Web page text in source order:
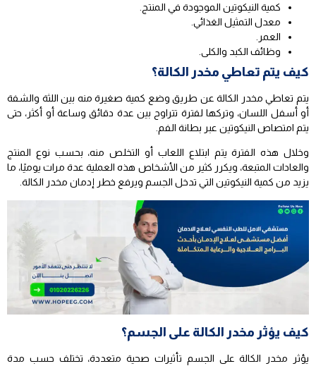
كمية النيكوتين الموجودة في المنتج.
معدل التمثيل الغذائي.
العمر.
وظائف الكبد والكلى.
كيف يتم تعاطي مخدر الكالة؟
يتم تعاطي مخدر الكالة عن طريق وضع كمية صغيرة منه بين اللثة والشفة
أو أسفل اللسان، وتركها لفترة تتراوح بين عدة دقائق وساعة أو أكثر، حتى
يتم امتصاص النيكوتين عبر بطانة الفم.
وخلال هذه الفترة يتم ابتلاع اللعاب أو التخلص منه، بحسب نوع المنتج
والعادات المتبعة، ويكرر كثير من الأشخاص هذه العملية عدة مرات يوميًا، ما
يزيد من كمية النيكوتين التي تدخل الجسم ويرفع خطر إدمان مخدر الكالة.
كيف يؤثر مخدر الكالة على الجسم؟
يؤثر مخدر الكالة على الجسم تأثيرات صحية متعددة، تختلف حسب مدة